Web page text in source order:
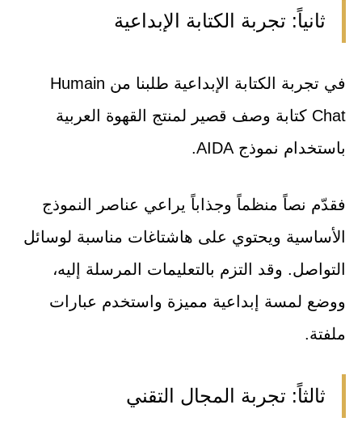
ثانياً: تجربة الكتابة الإبداعية
في تجربة الكتابة الإبداعية طلبنا من Humain
Chat كتابة وصف قصير لمنتج القهوة العربية
باستخدام نموذج AIDA.
فقدّم نصاً منظماً وجذاباً يراعي عناصر النموذج
الأساسية ويحتوي على هاشتاغات مناسبة لوسائل
التواصل. وقد التزم بالتعليمات المرسلة إليه،
ووضع لمسة إبداعية مميزة واستخدم عبارات
ملفتة.
ثالثاً: تجربة المجال التقني